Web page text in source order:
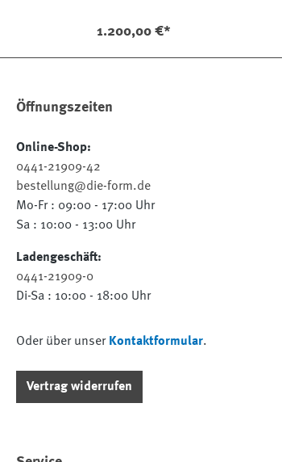
1.200,00 €*
Öffnungszeiten
Online-Shop:
0441-21909-42
bestellung@die-form.de
Mo-Fr : 09:00 - 17:00 Uhr
Sa : 10:00 - 13:00 Uhr
Ladengeschäft:
0441-21909-0
Di-Sa : 10:00 - 18:00 Uhr
Oder über unser Kontaktformular.
Vertrag widerrufen